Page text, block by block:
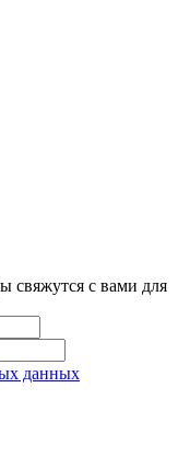
свяжутся с вами для
данных